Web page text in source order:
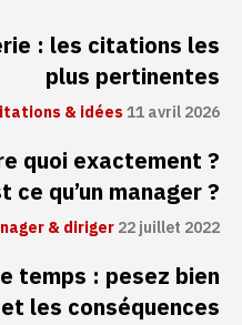
: les citations les
plus pertinentes
& idées11 avril 2026
quoi exactement ?
ce qu’un manager ?
& diriger22 juillet 2022
temps : pesez bien
les conséquences